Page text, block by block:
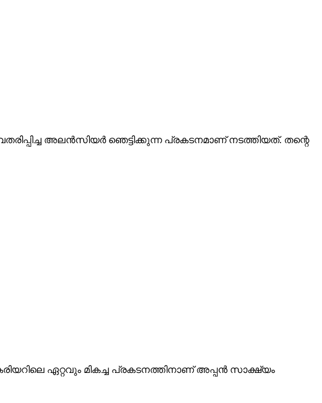
അലൻസിയർ ഞെട്ടിക്കുന്ന പ്രകടനമാണ് നടത്തിയത്. തന്റെ
ഏറ്റവും മികച്ച പ്രകടനത്തിനാണ് അപ്പൻ സാക്ഷ്യം